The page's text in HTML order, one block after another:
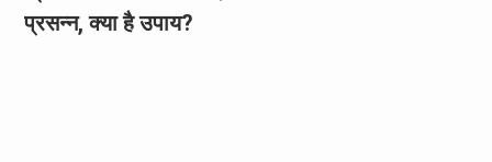
प्रसन्न, क्या है उपाय?